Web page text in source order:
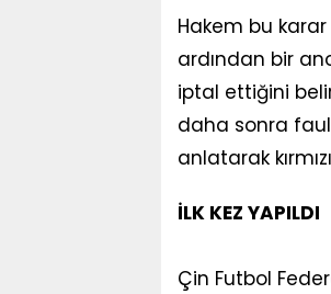
Hakem bu karar
ardından bir
iptal ettiğini
daha sonra
anlatarak
İLK KEZ YAPILDI
Çin Futbol